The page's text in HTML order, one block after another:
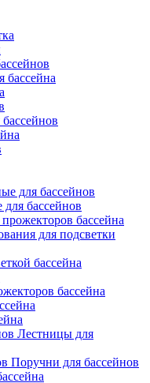
бассейна
для бассейнов
бассейнов
бассейна
для подсветки
бассейна
бассейна
Лестницы для
Поручни для бассейнов